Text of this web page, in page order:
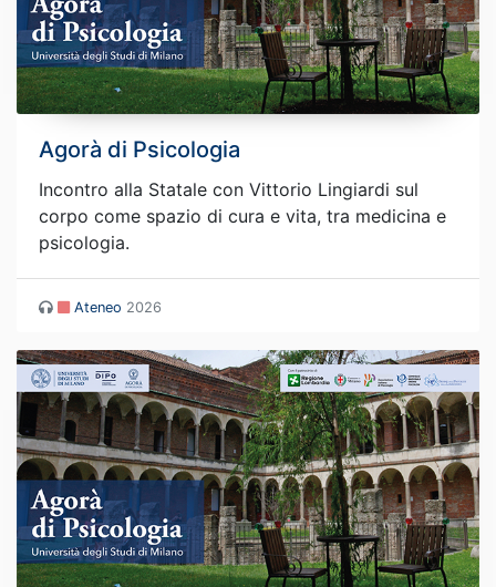
Agorà di Psicologia
Incontro alla Statale con Vittorio Lingiardi sul
corpo come spazio di cura e vita, tra medicina e
psicologia.
Ateneo 2026